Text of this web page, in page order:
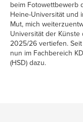
beim Fotowettbewerb
Heine-Universität und
Mut, mich
Universität der
2025/26 vertiefen.
nun im Fachbereich
(HSD) dazu.